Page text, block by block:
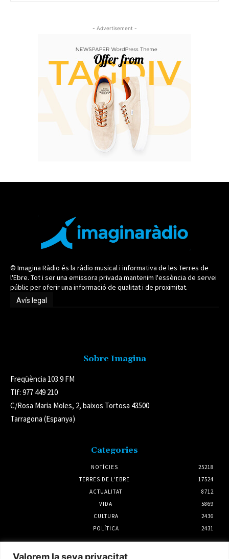
Valorem la seva privacitat
- Advertisement -
© Imagina Ràdio és la ràdio musical i informativa de les Terres de
l'Ebre. Tot i ser una emissora privada mantenim l'essència de servei
públic per oferir una informació de qualitat i de proximitat.
Avís legal
Sobre Imagina
Freqüència 103.9 FM
Tlf: 977 449 210
C/Rosa Maria Moles, 2, baixos Tortosa 43500
Tarragona (Espanya)
Categories
NOTÍCIES
25218
TERRES DE L'EBRE
17524
ACTUALITAT
8712
VIDA
5869
CULTURA
2436
POLÍTICA
2431